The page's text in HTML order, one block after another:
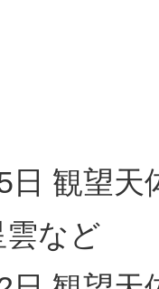
日 観望天
など